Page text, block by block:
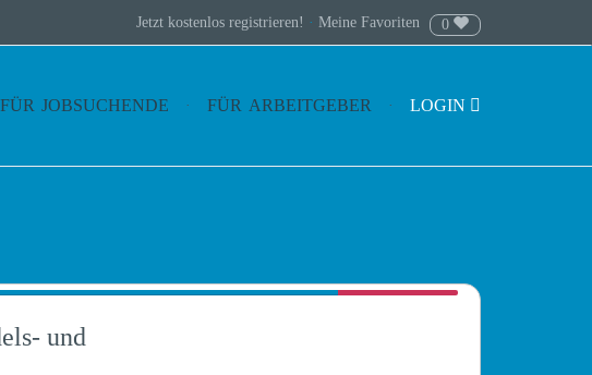
Jetzt kostenlos registrieren! · Meine Favoriten 0
FÜR JOBSUCHENDE FÜR ARBEITGEBER LOGIN
und